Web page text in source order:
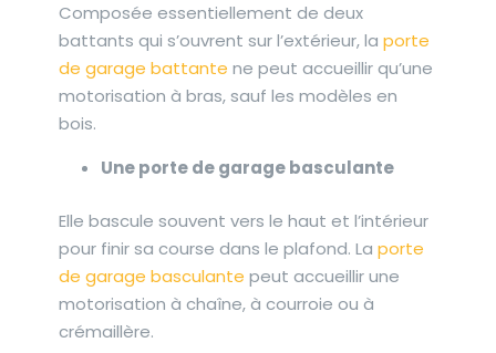
Composée essentiellement de deux
battants qui s’ouvrent sur l’extérieur, laporte
de garage battantene peut accueillir qu’une
motorisation à bras, sauf les modèles en
bois.
Une porte de garage basculante
Elle bascule souvent vers le haut et l’intérieur
pour finir sa course dans le plafond. Laporte
de garage basculante peut accueillir une
motorisation à chaîne, à courroie ou à
crémaillère.